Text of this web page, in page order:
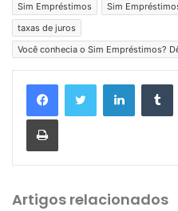
Sim Empréstimos
Sim
taxas de juros
Você conhecia o Sim Empréstimos?
Artigos relacionados